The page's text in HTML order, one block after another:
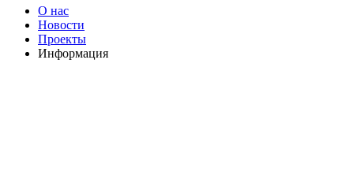
О нас
Новости
Проекты
Информация